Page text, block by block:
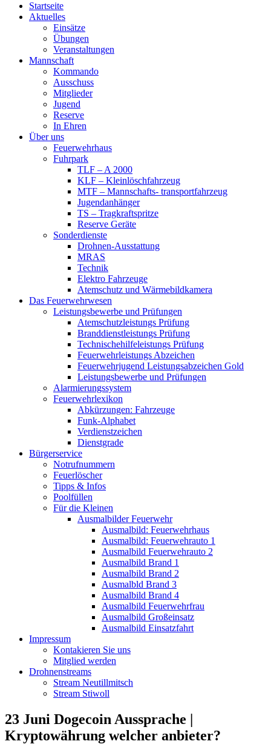
Startseite
Aktuelles
Einsätze
Übungen
Veranstaltungen
Mannschaft
Kommando
Ausschuss
Mitglieder
Jugend
Reserve
In Ehren
Über uns
Feuerwehrhaus
Fuhrpark
TLF – A 2000
KLF – Kleinlöschfahrzeug
MTF – Mannschafts- transportfahrzeug
Jugendanhänger
TS – Tragkraftspritze
Reserve Geräte
Sonderdienste
Drohnen-Ausstattung
MRAS
Technik
Elektro Fahrzeuge
Atemschutz und Wärmebildkamera
Das Feuerwehrwesen
Leistungsbewerbe und Prüfungen
Atemschutzleistungs Prüfung
Branddienstleistungs Prüfung
Technischehilfeleistungs Prüfung
Feuerwehrleistungs Abzeichen
Feuerwehrjugend Leistungsabzeichen Gold
Leistungsbewerbe und Prüfungen
Alarmierungssystem
Feuerwehrlexikon
Abkürzungen: Fahrzeuge
Funk-Alphabet
Verdienstzeichen
Dienstgrade
Bürgerservice
Notrufnummern
Feuerlöscher
Tipps & Infos
Poolfüllen
Für die Kleinen
Ausmalbilder Feuerwehr
Ausmalbild: Feuerwehrhaus
Ausmalbild: Feuerwehrauto 1
Ausmalbild Feuerwehrauto 2
Ausmalbild Brand 1
Ausmalbild Brand 2
Ausmalbld Brand 3
Ausmalbild Brand 4
Ausmalbild Feuerwehrfrau
Ausmalbild Großeinsatz
Ausmalbild Einsatzfahrt
Impressum
Kontakieren Sie uns
Mitglied werden
Drohnenstreams
Stream Neutillmitsch
Stream Stiwoll
23 Juni Dogecoin Aussprache |
Kryptowährung welcher anbieter?